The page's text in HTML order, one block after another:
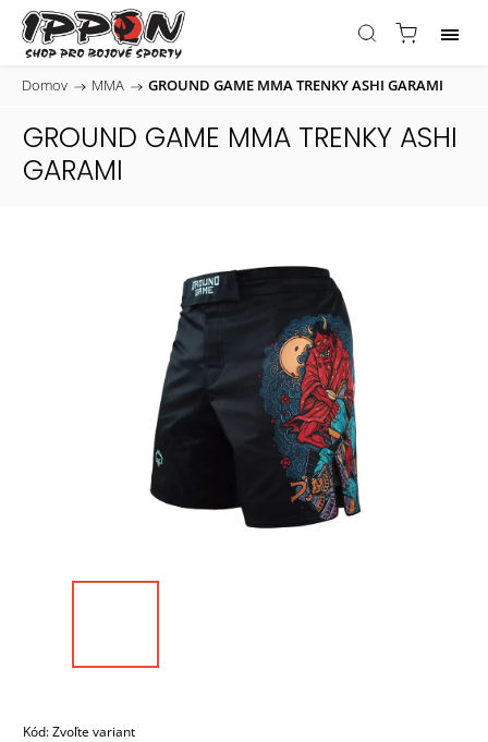
Domov / MMA / GROUND GAME MMA TRENKY ASHI GARAMI
GROUND GAME MMA TRENKY ASHI
GARAMI
Kód:Zvoľte variant